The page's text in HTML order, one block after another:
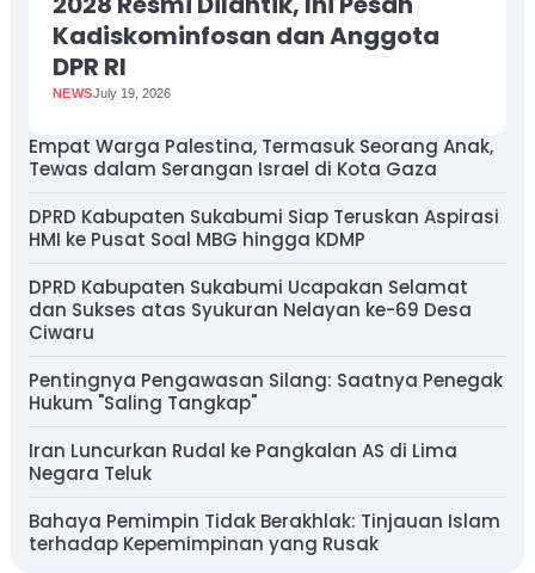
Kadiskominfosan dan Anggota
DPR RI
NEWSJuly 19, 2026
Empat Warga Palestina, Termasuk Seorang Anak,
Tewas dalam Serangan Israel di Kota Gaza
DPRD Kabupaten Sukabumi Siap Teruskan Aspirasi
HMI ke Pusat Soal MBG hingga KDMP
DPRD Kabupaten Sukabumi Ucapakan Selamat
dan Sukses atas Syukuran Nelayan ke-69 Desa
Ciwaru
Pentingnya Pengawasan Silang: Saatnya Penegak
Hukum "Saling Tangkap"
Iran Luncurkan Rudal ke Pangkalan AS di Lima
Negara Teluk
Bahaya Pemimpin Tidak Berakhlak: Tinjauan Islam
terhadap Kepemimpinan yang Rusak